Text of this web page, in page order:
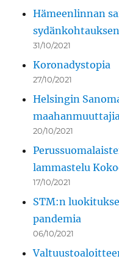
Hämeenlinnan
31/10/2021
Koronadystopia
27/10/2021
Helsingin
20/10/2021
lammastelu
17/10/2021
STM:n
pandemia
06/10/2021